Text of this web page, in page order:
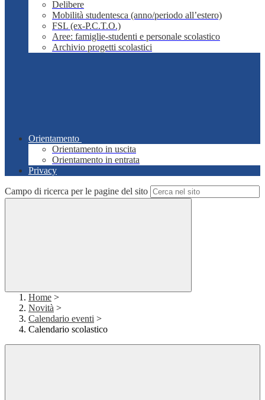
Delibere
Mobilità studentesca (anno/periodo all’estero)
FSL (ex-P.C.T.O.)
Aree: famiglie-studenti e personale scolastico
Archivio progetti scolastici
Orientamento
Orientamento in uscita
Orientamento in entrata
Privacy
Campo di ricerca per le pagine del sito
Home >
Novità >
Calendario eventi >
Calendario scolastico